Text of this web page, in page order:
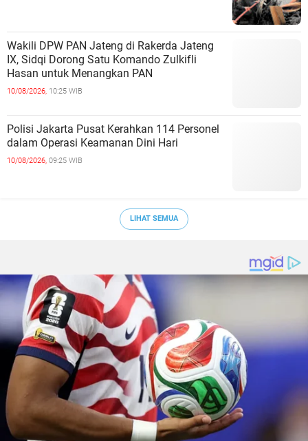
Wakili DPW PAN Jateng di Rakerda Jateng
IX, Sidqi Dorong Satu Komando Zulkifli
Hasan untuk Menangkan PAN
10/08/2026, 10:25 WIB
Polisi Jakarta Pusat Kerahkan 114 Personel
dalam Operasi Keamanan Dini Hari
10/08/2026, 09:25 WIB
LIHAT SEMUA